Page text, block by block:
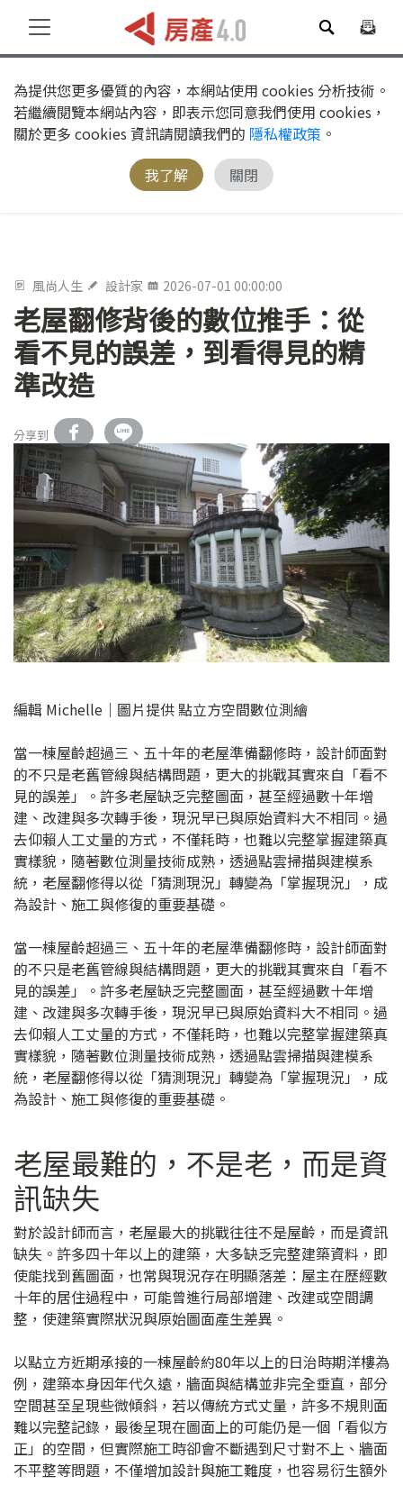
為提供您更多優質的內容，本網站使用 cookies 分析技術。
若繼續閱覽本網站內容，即表示您同意我們使用 cookies，
關於更多 cookies 資訊請閱讀我們的 隱私權政策 。
我了解
關閉
風尚人生 設計家 2026-07-01 00:00:00
老屋翻修背後的數位推手：從
看不見的誤差，到看得見的精
準改造
分享到
編輯 Michelle｜圖片提供 點立方空間數位測繪
當一棟屋齡超過三、五十年的老屋準備翻修時，設計師面對
的不只是老舊管線與結構問題，更大的挑戰其實來自「看不
見的誤差」。許多老屋缺乏完整圖面，甚至經過數十年增
建、改建與多次轉手後，現況早已與原始資料大不相同。過
去仰賴人工丈量的方式，不僅耗時，也難以完整掌握建築真
實樣貌，隨著數位測量技術成熟，透過點雲掃描與建模系
統，老屋翻修得以從「猜測現況」轉變為「掌握現況」，成
為設計、施工與修復的重要基礎。
當一棟屋齡超過三、五十年的老屋準備翻修時，設計師面對
的不只是老舊管線與結構問題，更大的挑戰其實來自「看不
見的誤差」。許多老屋缺乏完整圖面，甚至經過數十年增
建、改建與多次轉手後，現況早已與原始資料大不相同。過
去仰賴人工丈量的方式，不僅耗時，也難以完整掌握建築真
實樣貌，隨著數位測量技術成熟，透過點雲掃描與建模系
統，老屋翻修得以從「猜測現況」轉變為「掌握現況」，成
為設計、施工與修復的重要基礎。
老屋最難的，不是老，而是資
訊缺失
對於設計師而言，老屋最大的挑戰往往不是屋齡，而是資訊
缺失。許多四十年以上的建築，大多缺乏完整建築資料，即
使能找到舊圖面，也常與現況存在明顯落差：屋主在歷經數
十年的居住過程中，可能曾進行局部增建、改建或空間調
整，使建築實際狀況與原始圖面產生差異。
以點立方近期承接的一棟屋齡約80年以上的日治時期洋樓為
例，建築本身因年代久遠，牆面與結構並非完全垂直，部分
空間甚至呈現些微傾斜，若以傳統方式丈量，許多不規則面
難以完整記錄，最後呈現在圖面上的可能仍是一個「看似方
正」的空間，但實際施工時卻會不斷遇到尺寸對不上、牆面
不平整等問題，不僅增加設計與施工難度，也容易衍生額外